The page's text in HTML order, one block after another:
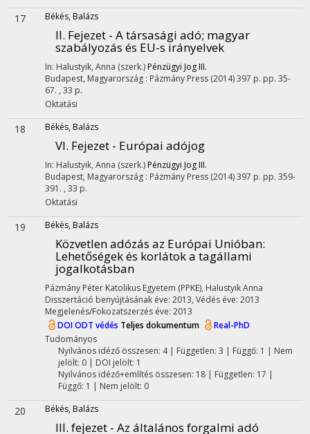
17 Békés, Balázs
II. Fejezet - A társasági adó; magyar
szabályozás és EU-s irányelvek
In: Halustyik, Anna (szerk.) Pénzügyi Jog III.
Budapest, Magyarország : Pázmány Press (2014)397 p. pp. 35-
67. , 33 p.
Oktatási
18 Békés, Balázs
VI. Fejezet - Európai adójog
In: Halustyik, Anna (szerk.) Pénzügyi Jog III.
Budapest, Magyarország : Pázmány Press (2014)397 p. pp. 359-
391. , 33 p.
Oktatási
19 Békés, Balázs
Közvetlen adózás az Európai Unióban:
Lehetőségek és korlátok a tagállami
jogalkotásban
Pázmány Péter Katolikus Egyetem (PPKE), Halustyik Anna
Disszertáció benyújtásának éve: 2013, Védés éve: 2013
Megjelenés/Fokozatszerzés éve: 2013
DOIODT védés Teljes dokumentum
Real-PhD
Tudományos
Nyilvános idéző összesen: 4| Független: 3 | Függő: 1 | Nem
jelölt: 0 | DOI jelölt: 1
Nyilvános idéző+említés összesen: 18| Független: 17 |
Függő: 1 | Nem jelölt: 0
20 Békés, Balázs
III. fejezet - Az általános forgalmi adó